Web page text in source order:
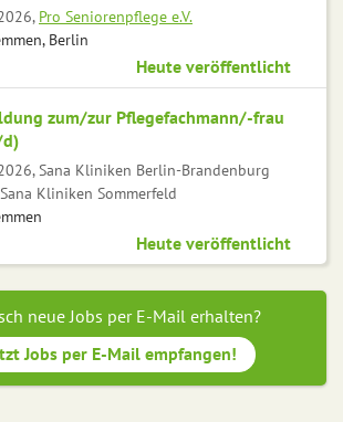
Pro Seniorenpflege e.V.
Berlin
Heute veröffentlicht
zum/zur Pflegefachmann/-frau
Sana Kliniken Berlin-Brandenburg
Kliniken Sommerfeld
Heute veröffentlicht
neue Jobs per E-Mail erhalten?
Jobs per E-Mail empfangen!